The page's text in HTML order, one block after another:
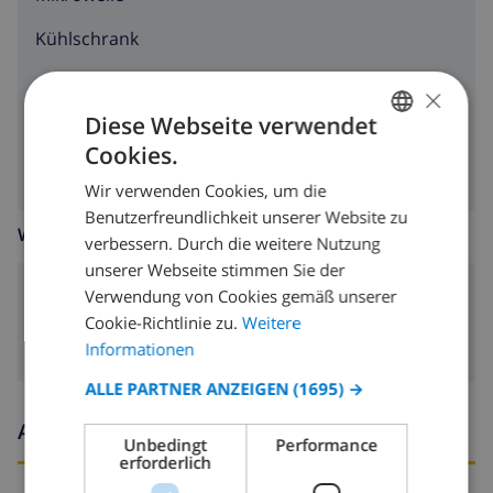
Kühlschrank
Geschirrspülmaschine
Waschmaschine
WOHNZIMMER
Kamin
Ankunfts- und abfahrtszeiten
DUTCH
SPANISH
GERMAN
ITALIAN
DANISH
×
Diese Webseite verwendet
Cookies.
Wir verwenden Cookies, um die
Benutzerfreundlichkeit unserer Website zu
verbessern. Durch die weitere Nutzung
unserer Webseite stimmen Sie der
Verwendung von Cookies gemäß unserer
Cookie-Richtlinie zu. Weitere
Informationen
ALLE PARTNER ANZEIGEN (1695) →
Unbedingt
erforderlich
Performance